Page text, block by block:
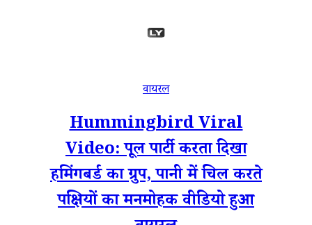
वायरल
Hummingbird Viral
Video: पूल पार्टी करता दिखा
हमिंगबर्ड का ग्रुप, पानी में चिल करते
पक्षियों का मनमोहक वीडियो हुआ